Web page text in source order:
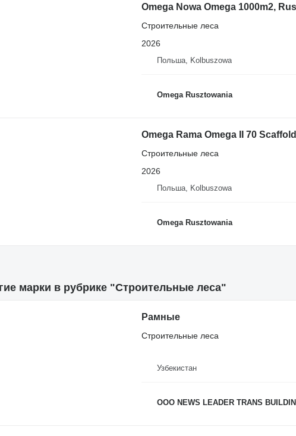
Omega Nowa Omega 1000m2,
Строительные леса
2026
Польша, Kolbuszowa
Omega Rusztowania
Omega Rama Omega II 70
Строительные леса
2026
Польша, Kolbuszowa
Omega Rusztowania
марки в рубрике "Строительные леса"
Рамные
Строительные леса
Узбекистан
OOO NEWS LEADER TRANS